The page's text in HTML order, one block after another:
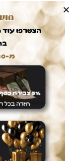
אחרי שנים
לכלבכם